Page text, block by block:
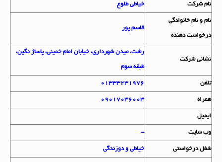
نام شرکت خیاطی طلوع
نام و نام خانوادگي
درخواست دهنده
قاسم پور
نشاني شرکت
رشت، میدن شهرداری، خیابان امام خمینی، پاساژ نگین،
طبقه سوم
تلفن 01333231976
همراه 09017036003
ايميل
وب سايت
شغل درخواستي خیاطی و دوزندگی